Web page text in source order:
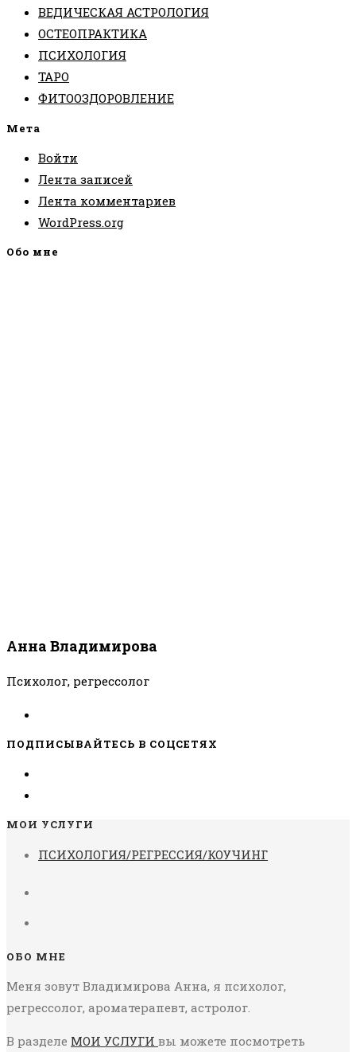
ВЕДИЧЕСКАЯ АСТРОЛОГИЯ
ОСТЕОПРАКТИКА
ПСИХОЛОГИЯ
ТАРО
ФИТООЗДОРОВЛЕНИЕ
Мета
Войти
Лента записей
Лента комментариев
WordPress.org
Обо мне
Анна Владимирова
Психолог, регрессолог
ПОДПИСЫВАЙТЕСЬ В СОЦСЕТЯХ
МОИ УСЛУГИ
ПСИХОЛОГИЯ/РЕГРЕССИЯ/КОУЧИНГ
ОБО МНЕ
Меня зовут Владимирова Анна, я психолог,
регрессолог, ароматерапевт, астролог.
В разделе МОИ УСЛУГИ вы можете посмотреть